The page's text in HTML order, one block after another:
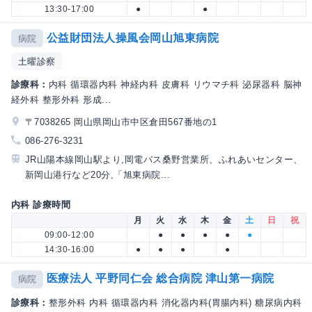
13:30-17:00
● ●
病院 公益財団法人操風会岡山旭東病院
土曜診察
診療科： 内科 循環器内科 神経内科 皮膚科 リウマチ科 泌尿器科 脳神
経外科 整形外科 形成...
〒7038265 岡山県岡山市中区倉田567番地の1
086-276-3231
JR山陽本線岡山駅より,岡電バス桑野営業所、ふれあいセンター、
新岡山港行など20分,「旭東病院...
内科 診療時間
月 火 水 木 金 土 日
祝
09:00-12:00
● ● ● ●
●
14:30-16:00
● ● ● ●
病院 医療法人 平野同仁会 総合病院 津山第一病院
診療科： 整形外科 内科 循環器内科 消化器内科(胃腸内科) 糖尿病内科